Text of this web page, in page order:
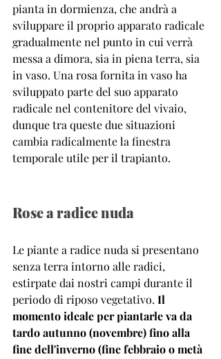
pianta in dormienza, che andrà a
sviluppare il proprio apparato radicale
gradualmente nel punto in cui verrà
messa a dimora, sia in piena terra, sia
in vaso. Una rosa fornita in vaso ha
sviluppato parte del suo apparato
radicale nel contenitore del vivaio,
dunque tra queste due situazioni
cambia radicalmente la finestra
temporale utile per il trapianto.
Rose a radice nuda
Le piante a radice nuda si presentano
senza terra intorno alle radici,
estirpate dai nostri campi durante il
periodo di riposo vegetativo. Il
momento ideale per piantarle va da
tardo autunno (novembre) fino alla
fine dell'inverno (fine febbraio o metà